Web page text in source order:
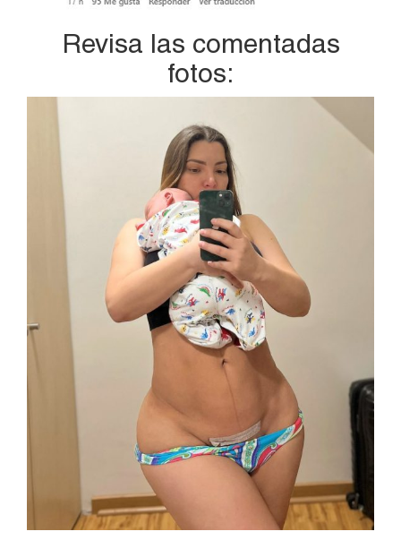
Revisa las comentadas
fotos: